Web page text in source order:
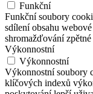
Funkční
Funkční soubory
sdílení obsahu
shromažďování
Výkonnostní
Výkonnostní
Výkonnostní soubory
klíčových indexů